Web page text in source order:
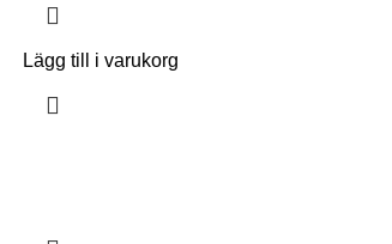
Lägg till i varukorg